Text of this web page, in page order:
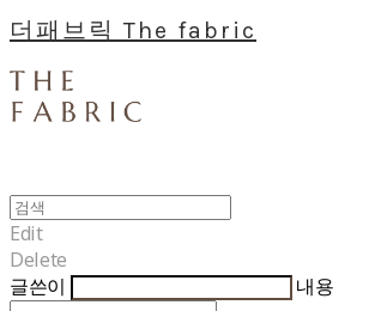
더패브릭 The fabric
Edit
Delete
글쓴이
내용